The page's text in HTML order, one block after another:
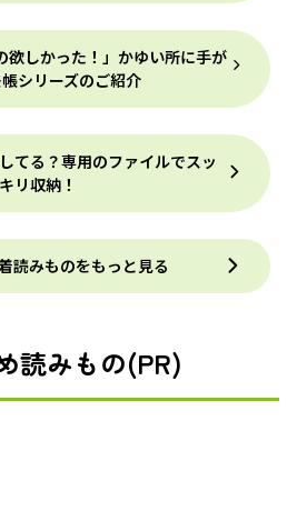
欲しかった！」かゆい所に手が
シリーズのご紹介
てる？専用のファイルでスッ
キリ収納！
読みものをもっと見る
読みもの(PR)